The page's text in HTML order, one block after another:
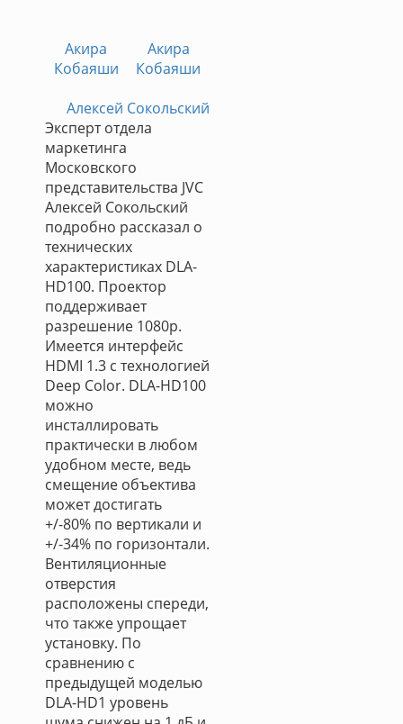
Акира
Кобаяши
Акира
Кобаяши
Алексей Сокольский
Эксперт отдела
маркетинга
Московского
представительства JVC
Алексей Сокольский
подробно рассказал о
технических
характеристиках DLA-
HD100. Проектор
поддерживает
разрешение 1080p.
Имеется интерфейс
HDMI 1.3 с технологией
Deep Color. DLA-HD100
можно
инсталлировать
практически в любом
удобном месте, ведь
смещение объектива
может достигать
+/-80% по вертикали и
+/-34% по горизонтали.
Вентиляционные
отверстия
расположены спереди,
что также упрощает
установку. По
сравнению с
предыдущей моделью
DLA-HD1 уровень